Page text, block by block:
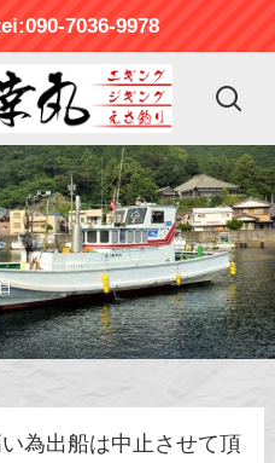
7036-9978
為出船は中止させて頂